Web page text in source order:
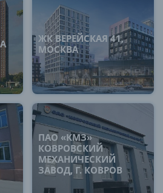
ЖК ВЕРЕЙСКАЯ 41,
МОСКВА
ПАО «КМЗ»
КОВРОВСКИЙ
МЕХАНИЧЕСКИЙ
ЗАВОД, Г. КОВРОВ